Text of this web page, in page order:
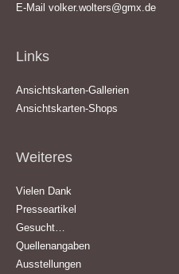
E-Mail volker.wolters@gmx.de
Links
Ansichtskarten-Gallerien
Ansichtskarten-Shops
Weiteres
Vielen Dank
Presseartikel
Gesucht…
Quellenangaben
Ausstellungen